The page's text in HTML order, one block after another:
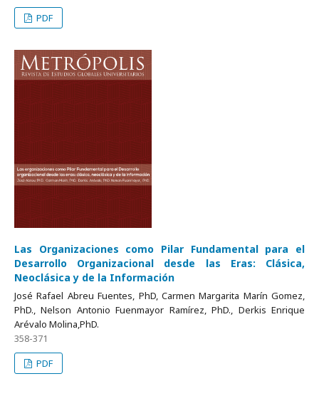
PDF
Las Organizaciones como Pilar Fundamental para el
Desarrollo Organizacional desde las Eras: Clásica,
Neoclásica y de la Información
José Rafael Abreu Fuentes, PhD, Carmen Margarita Marín Gomez,
PhD., Nelson Antonio Fuenmayor Ramírez, PhD., Derkis Enrique
Arévalo Molina,PhD.
358-371
PDF